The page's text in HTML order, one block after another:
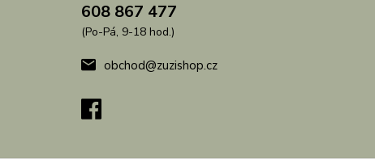
608 867 477
(Po-Pá, 9-18 hod.)
obchod@zuzishop.cz